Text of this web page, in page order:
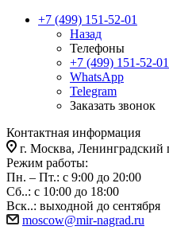
+7 (499) 151-52-01
Назад
Телефоны
+7 (499) 151-52-01
WhatsApp
Telegram
Заказать звонок
Контактная информация
г. Москва, Ленинградский
Режим работы:
Пн. – Пт.: с 9:00 до 20:00
Сб..: с 10:00 до 18:00
Вск..: выходной до сентября
moscow@mir-nagrad.ru